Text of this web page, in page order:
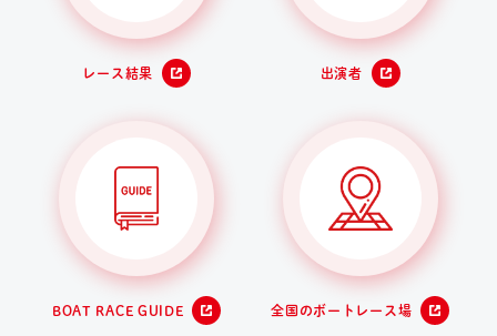
レース結果 出演者
BOAT RACE GUIDE 全国のボートレース場